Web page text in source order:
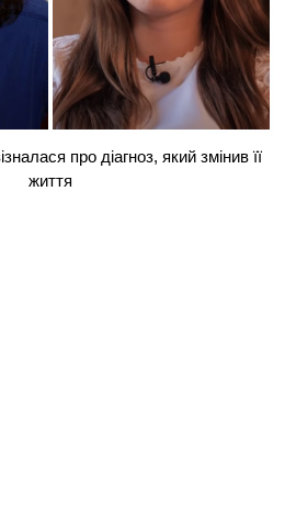
про діагноз, який змінив її
життя